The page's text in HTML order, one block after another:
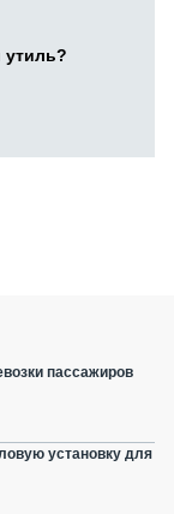
утиль?
пассажиров
установку для